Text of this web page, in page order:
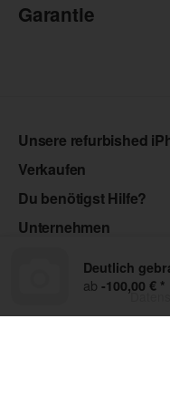
Deutlich
ab -100,00 € *
Garantie
Unsere refurbished
Verkaufen
Du benötigst Hilfe?
Unternehmen